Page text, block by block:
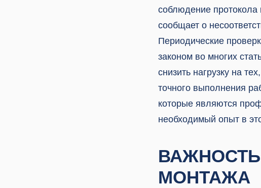
соблюдение
сообщает о
Периодические
законом во многих
снизить нагрузку на
точного выполнения
которые являются
необходимый опыт в
МОНТАЖА